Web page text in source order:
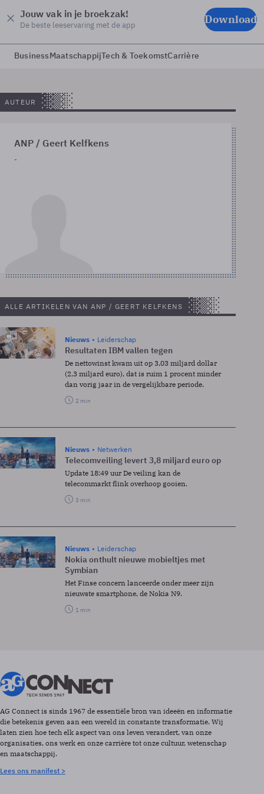
Jouw vak in je broekzak!
De beste leeservaring met de app Download
BusinessMaatschappijTech & ToekomstCarrière
AUTEUR
ANP / Geert Kelfkens
-
ALLE ARTIKELEN VAN ANP / GEERT KELFKENS
Nieuws Leiderschap
Resultaten IBM vallen tegen
De nettowinst kwam uit op 3,03 miljard dollar
(2,3 miljard euro), dat is ruim 1 procent minder
dan vorig jaar in de vergelijkbare periode.
2 min
Nieuws Netwerken
Telecomveiling levert 3,8 miljard euro op
Update 18:49 uur De veiling kan de
telecommarkt flink overhoop gooien.
3 min
Nieuws Leiderschap
Nokia onthult nieuwe mobieltjes met
Symbian
Het Finse concern lanceerde onder meer zijn
nieuwste smartphone, de Nokia N9.
1 min
AG Connect is sinds 1967 de essentiële bron van ideeën en informatie
die betekenis geven aan een wereld in constante transformatie. Wij
laten zien hoe tech elk aspect van ons leven verandert, van onze
organisaties, ons werk en onze carrière tot onze cultuur, wetenschap
en maatschappij.
Lees ons manifest >